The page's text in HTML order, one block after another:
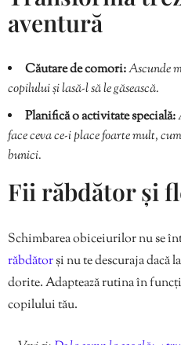
aventură
Căutare de comori:Ascunde
copilului și lasă-l să le găsească.
Planifică o activitate specială:
face ceva ce-i place foarte mult,
bunici.
Fii răbdător și
Schimbarea obiceiurilor nu se
răbdătorși nu te descuraja dacă
dorite. Adaptează rutina în
copilului tău.